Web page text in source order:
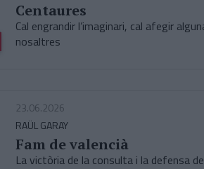
Centaures
Cal engrandir l’imaginari, cal afegir
nosaltres
23.06.2026
RAÜL GARAY
Fam de valencià
La victòria de la consulta i la defensa